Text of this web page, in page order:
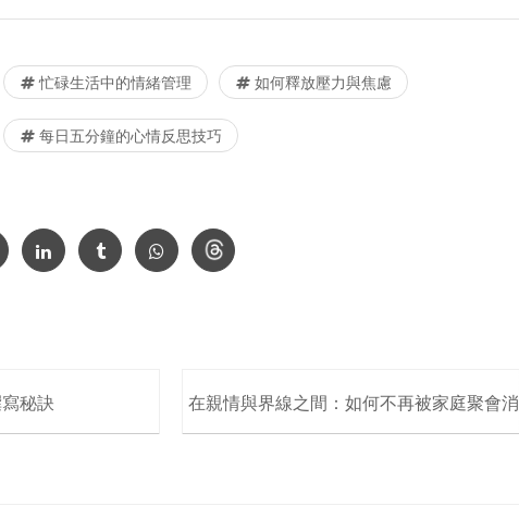
忙碌生活中的情緒管理 如何釋放壓力與焦慮
每日五分鐘的心情反思技巧
秘訣 在親情與界線之間：如何不再被家庭聚會消